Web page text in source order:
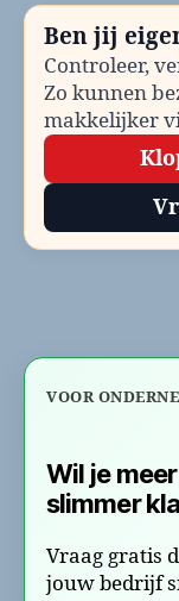
Ben jij
Controleer,
Zo kunnen
makkelijker
VOOR
Wil je
slimmer
Vraag gratis
jouw bedrijf